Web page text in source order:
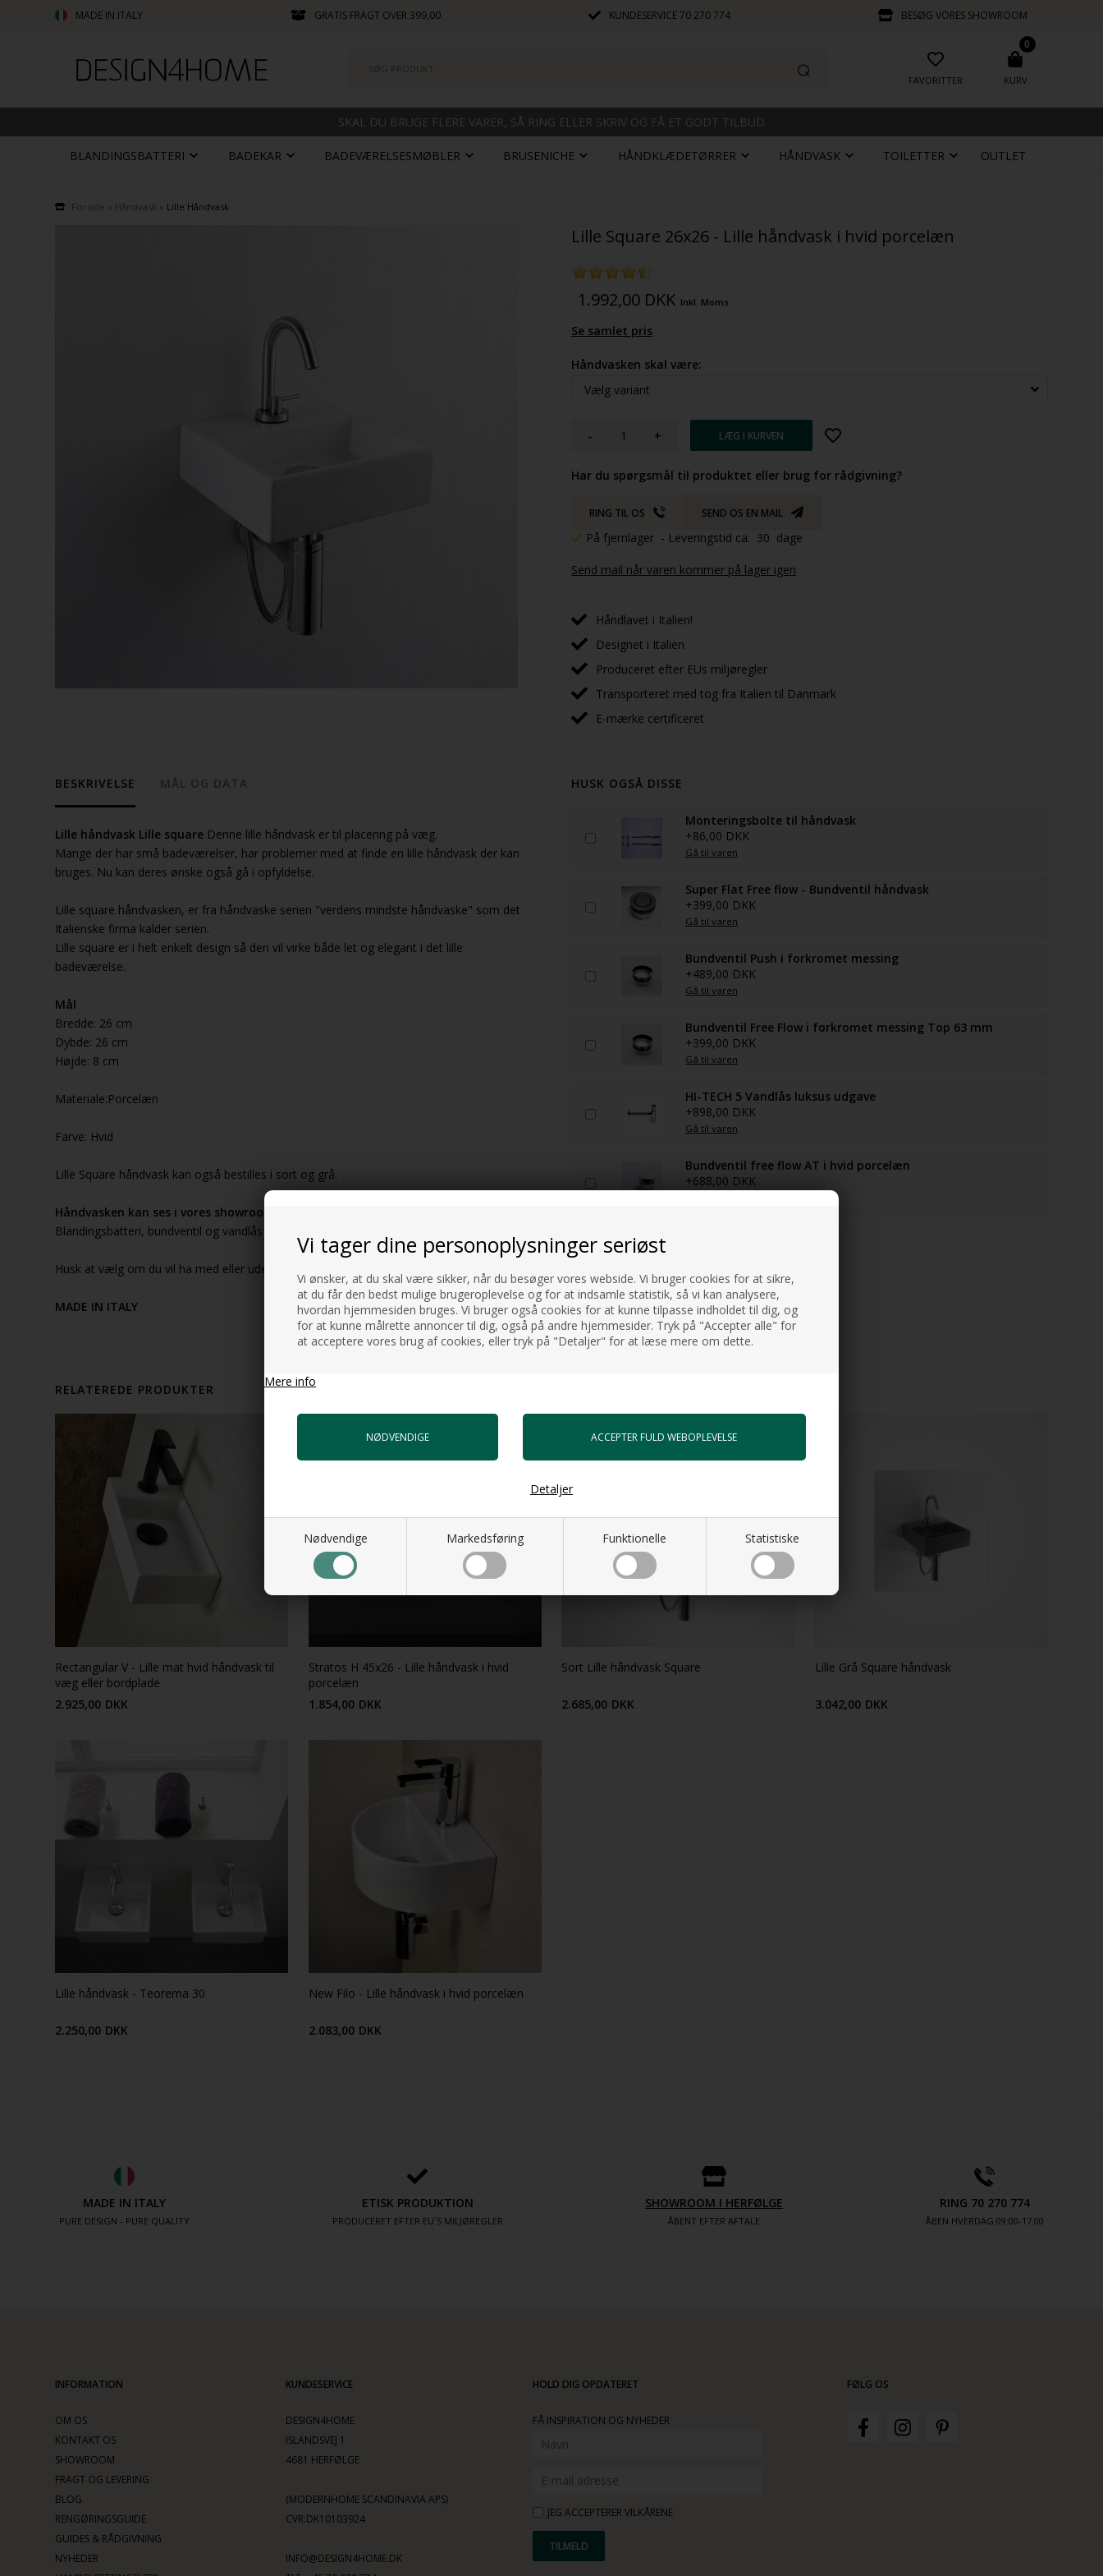
Vi tager dine personoplysninger seriøst
Vi ønsker, at du skal være sikker, når du besøger vores webside. Vi bruger cookies for at sikre,
at du får den bedst mulige brugeroplevelse og for at indsamle statistik, så vi kan analysere,
hvordan hjemmesiden bruges. Vi bruger også cookies for at kunne tilpasse indholdet til dig, og
for at kunne målrette annoncer til dig, også på andre hjemmesider. Tryk på "Accepter alle" for
at acceptere vores brug af cookies, eller tryk på "Detaljer" for at læse mere om dette.
Mere info
Nødvendige Markedsføring Funktionelle Statistiske
Detaljer
MADE IN ITALY GRATIS FRAGT OVER 399,00 KUNDESERVICE70 270 774 BESØG VORES SHOWROOM
FAVORITTER
0
KURV
SKAL DU BRUGE FLERE VARER, SÅ RING ELLER SKRIV OG FÅ ET GODT TILBUD
BLANDINGSBATTERI BADEKAR BADEVÆRELSESMØBLER BRUSENICHE HÅNDKLÆDETØRRER HÅNDVASK TOILETTER OUTLET
Forside Håndvask Lille Håndvask
Lille Square 26x26 - Lille håndvask i hvid porcelæn
1.992,00 DKK Inkl. Moms
Se samlet pris
Håndvasken skal være:
- +
Har du spørgsmål til produktet eller brug for rådgivning?
RING TIL OS SEND OS EN MAIL
På fjernlager - Leveringstid ca: 30 dage
Send mail når varen kommer på lager igen
Håndlavet i Italien!
Designet i Italien
Produceret efter EUs miljøregler
Transporteret med tog fra Italien til Danmark
E-mærke certificeret
BESKRIVELSE MÅL OG DATA
Lille håndvask Lille square Denne lille håndvask er til placering på væg.
Mange der har små badeværelser, har problemer med at finde en lille håndvask der kan
bruges. Nu kan deres ønske også gå i opfyldelse.
Lille square håndvasken, er fra håndvaske serien "verdens mindste håndvaske" som det
Italienske firma kalder serien.
Lille square er i helt enkelt design så den vil virke både let og elegant i det lille
badeværelse.
Mål
Bredde: 26 cm
Dybde: 26 cm
Højde: 8 cm
Materiale:Porcelæn
Farve: Hvid
Lille Square håndvask kan også bestilles i sort og grå.
Håndvasken kan ses i vores showroom i hvid
Blandingsbatteri, bundventil og vandlås er ikke med i prisen.
Husk at vælg om du vil ha med eller uden hul til blandingsbatteri.
MADE IN ITALY
HUSK OGSÅ DISSE
Monteringsbolte til håndvask
+86,00 DKK
Gå til varen
Super Flat Free flow - Bundventil håndvask
+399,00 DKK
Gå til varen
Bundventil Push i forkromet messing
+489,00 DKK
Gå til varen
Bundventil Free Flow i forkromet messing Top 63 mm
+399,00 DKK
Gå til varen
HI-TECH 5 Vandlås luksus udgave
+898,00 DKK
Gå til varen
Bundventil free flow AT i hvid porcelæn
+688,00 DKK
RELATEREDE PRODUKTER
Rectangular V - Lille mat hvid håndvask til
væg eller bordplade
2.925,00 DKK
Stratos H 45x26 - Lille håndvask i hvid
porcelæn
1.854,00 DKK
Sort Lille håndvask Square
2.685,00 DKK
Lille Grå Square håndvask
3.042,00 DKK
Lille håndvask - Teorema 30
2.250,00 DKK
New Filo - Lille håndvask i hvid porcelæn
2.083,00 DKK
MADE IN ITALY
PURE DESIGN - PURE QUALITY
ETISK PRODUKTION
PRODUCERET EFTER EU´S MILJØREGLER
SHOWROOM I HERFØLGE
ÅBENT EFTER AFTALE
RING 70 270 774
ÅBEN HVERDAG 09:00-17.00
INFORMATION
OM OS
KONTAKT OS
SHOWROOM
FRAGT OG LEVERING
BLOG
RENGØRINGSGUIDE
GUIDES & RÅDGIVNING
NYHEDER
KUNDESERVICE
DESIGN4HOME
ISLANDSVEJ 1
4681 HERFØLGE
(MODERNHOME SCANDINAVIA APS)
CVR:DK10103924
INFO@DESIGN4HOME.DK
HOLD DIG OPDATERET
FÅ INSPIRATION OG NYHEDER
JEG ACCEPTERER VILKÅRENE
FØLG OS